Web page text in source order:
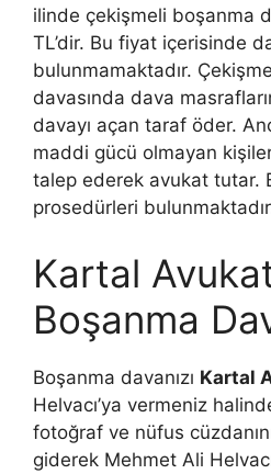
ilinde çekişmeli boşanma
TL’dir. Bu fiyat içerisinde
bulunmamaktadır.
davasında dava
davayı açan taraf öder.
maddi gücü olmayan
talep ederek avukat tutar.
prosedürleri
Kartal
Boşanma
Boşanma davanızı Kartal
Helvacı’ya vermeniz
fotoğraf ve nüfus
giderek Mehmet Ali